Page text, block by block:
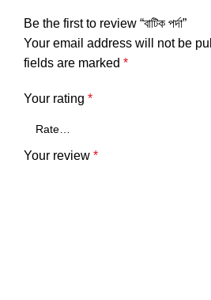
Be the first to review “বাটিক পর্দা”
Your email address will not be
fields are marked *
Your rating *
Your review *